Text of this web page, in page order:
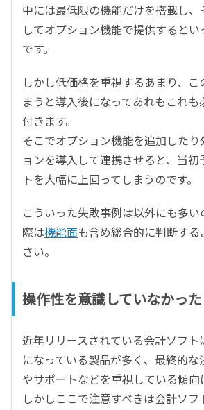
中には最低限の機能だけを搭載し
してオプション機能で提供すると
です。
しかし低価格を重視するあまり、
まうと導入後になってあれもこれ
付きます。
そこでオプション機能を追加した
ョンを導入して連携させると、当
トを大幅に上回ってしまうのです。
こういった失敗事例は以外にも多
際は機能面も含め総合的に判断す
さい。
操作性を意識していなかった
近年リリースされている会計ソフト
になっている製品が多く、最終的
やサポートなどを重視している傾向
しかしここで注意すべきは会計ソフ